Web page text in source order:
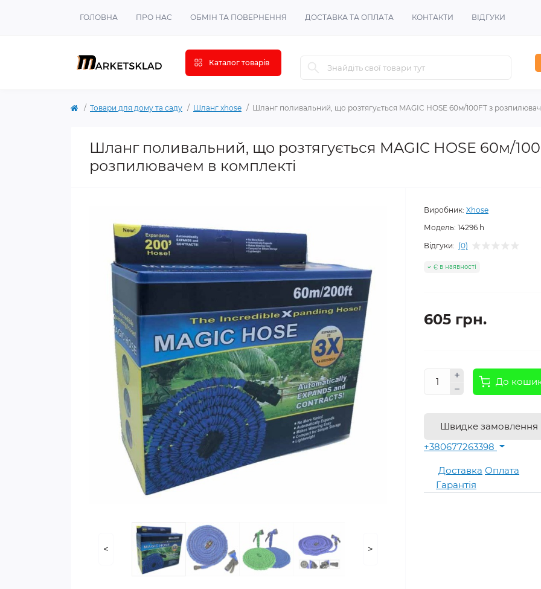
ГОЛОВНА ПРО НАС ОБМІН ТА ПОВЕРНЕННЯ ДОСТАВКА ТА ОПЛАТА КОНТАКТИ ВІДГУКИ
Каталог товарів
Товари для дому та саду Шланг xhose Шланг поливальний, що розтягується MAGIC HOSE 60м/100FT з
Шланг поливальний, що розтягується MAGIC HOSE 60м/
розпилювачем в комплекті
< >
Виробник: Xhose
Модель: 14296 h
Відгуки: (0)
Є в наявності
605 грн.
До
Швидке замовлення
+380677263398
Доставка Оплата
Гарантія